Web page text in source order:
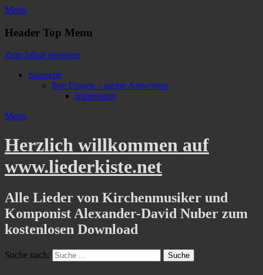
Menu
Header Top Menu
Zum Inhalt springen
Startseite
Ihre Fragen – meine Antworten
Impressum
Menu
Herzlich willkommen auf
www.liederkiste.net
Alle Lieder von Kirchenmusiker und
Komponist Alexander-David Nuber zum
kostenlosen Download
Suche nach: